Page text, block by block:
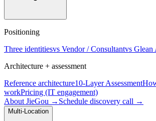
Positioning
Three identitiesvs Vendor / Consultantvs
Architecture + assessment
Reference architecture10-Layer Assessment
workPricing (IT engagement)
About JieGou → Schedule discovery call →
Multi-Location